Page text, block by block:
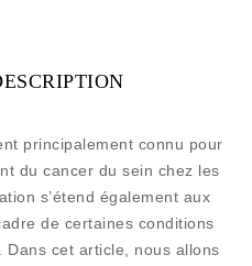
principalement connu pour
du cancer du sein chez les
s’étend également aux
de certaines conditions
Dans cet article, nous allons